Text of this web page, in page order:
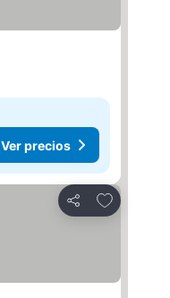
Ver precios
Compartir
Agregar a